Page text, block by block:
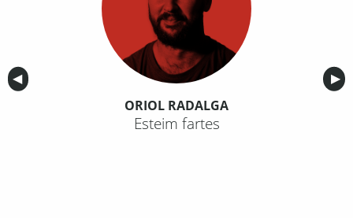
Anterior
◀︎ ▶︎
ORIOL RADALGA
Esteim fartes